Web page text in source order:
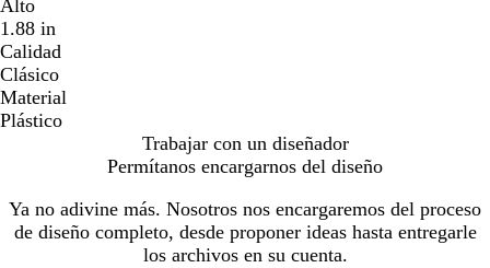
Alto
1.88 in
Calidad
Clásico
Material
Plástico
Trabajar con un diseñador
Permítanos encargarnos del diseño
Ya no adivine más. Nosotros nos encargaremos del proceso
de diseño completo, desde proponer ideas hasta entregarle
los archivos en su cuenta.